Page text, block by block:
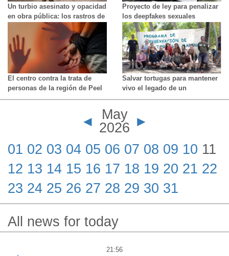
Un turbio asesinato y opacidad
en obra pública: los rastros de
la narcopolítica en el
ayuntamiento de Culiacán
Proyecto de ley para penalizar
los deepfakes sexuales
generados por IA incluirá
imágenes de personas
semidesnudas.
El centro contra la trata de
personas de la región de Peel
anuncia "expansión
Salvar tortugas para mantener
vivo el legado de un
ambientalista asesinado en
◄
May
2026 ►
01 02 03 04 05 06 07 08 09 10 11
12 13 14 15 16 17 18 19 20 21 22
23 24 25 26 27 28 29 30 31
All news for today
21:56